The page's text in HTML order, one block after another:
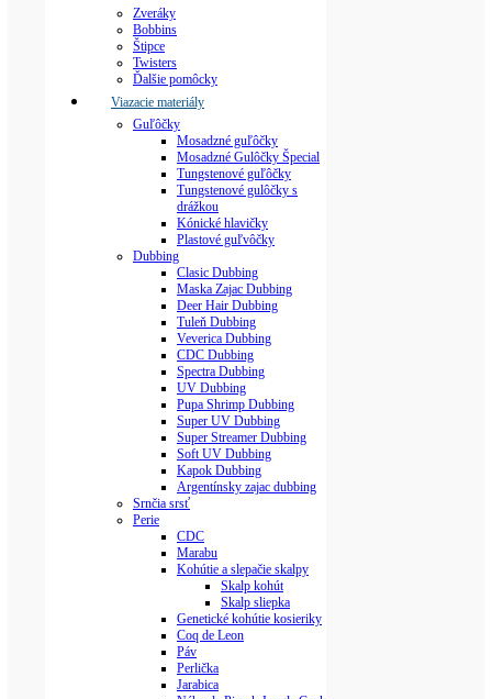
Zveráky
Bobbins
Štipce
Twisters
Ďalšie pomôcky
Viazacie materiály
Guľôčky
Mosadzné guľôčky
Mosadzné Gulôčky Špecial
Tungstenové guľôčky
Tungstenové gulôčky s
drážkou
Kónické hlavičky
Plastové guľvôčky
Dubbing
Clasic Dubbing
Maska Zajac Dubbing
Deer Hair Dubbing
Tuleň Dubbing
Veverica Dubbing
CDC Dubbing
Spectra Dubbing
UV Dubbing
Pupa Shrimp Dubbing
Super UV Dubbing
Super Streamer Dubbing
Soft UV Dubbing
Kapok Dubbing
Argentínsky zajac dubbing
Srnčia srsť
Perie
CDC
Marabu
Kohútie a slepačie skalpy
Skalp kohút
Skalp sliepka
Genetické kohútie kosieriky
Coq de Leon
Páv
Perlička
Jarabica